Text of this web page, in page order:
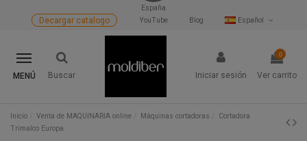
España
Español
Blog
YouTube
Decargar catalogo
MENÚ Buscar Iniciar sesión
0
Ver carrito
Inicio Venta de MAQUINARIA online Máquinas cortadoras
Cortadora
Trimalco Europa